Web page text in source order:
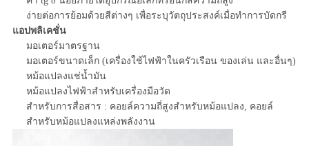
ง่ายต่อการย้อมด้วยสีต่างๆ เพื่อระบุวัตถุประสงค์เมื่อทำการบัดกรี
แอปพลิเคชั่น
มอเตอร์มาตรฐาน
มอเตอร์ขนาดเล็ก (เครื่องใช้ไฟฟ้าในครัวเรือน ของเล่น และอื่นๆ)
หม้อแปลงแช่น้ำมัน
หม้อแปลงไฟฟ้าสำหรับเครื่องมือวัด
สำหรับการสื่อสาร : คอยล์ความถี่สูงสำหรับหม้อแปลง, คอยล์
สำหรับหม้อแปลงแหล่งพลังงาน